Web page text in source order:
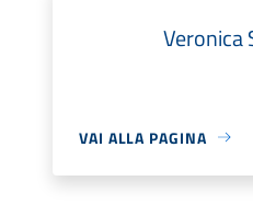
Veronica
VAI ALLA PAGINA